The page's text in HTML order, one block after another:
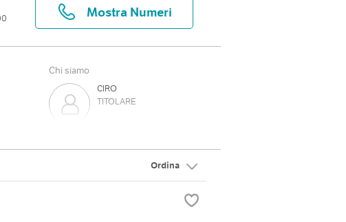
Mostra Numeri
Chi siamo
CIRO
TITOLARE
TITOLARE
Ordina